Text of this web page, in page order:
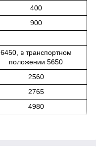
400
900
6450, в транспортном
положении 5650
2560
2765
4980